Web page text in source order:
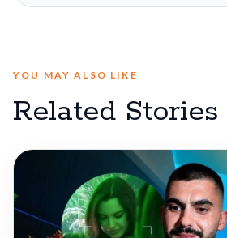
YOU MAY ALSO LIKE
Related Stories